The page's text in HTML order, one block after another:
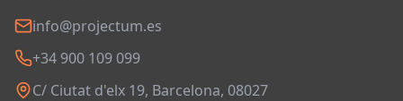
info@projectum.es
+34 900 109 099
C/ Ciutat d'elx 19, Barcelona, 08027